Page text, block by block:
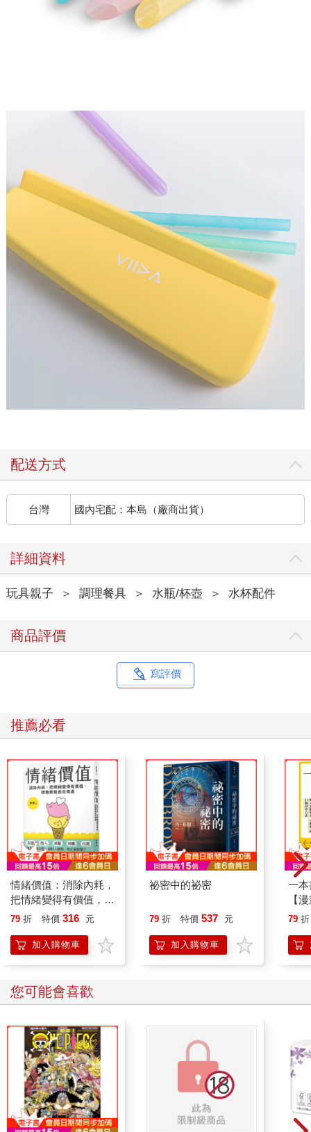
配送方式
台灣 國內宅配：本島（廠商出貨）
詳細資料
玩具親子 ＞ 調理餐具 ＞ 水瓶/杯壺 ＞ 水杯配件
商品評價
寫評價
推薦必看
情緒價值：消除內耗，
把情緒變得有價值，跟
誰都能自在相處
79 折 特價 316 元
加入購物車
祕密中的祕密
79 折 特價 537 元
加入購物車
一
【
行
「
學方
79 折
您可能會喜歡